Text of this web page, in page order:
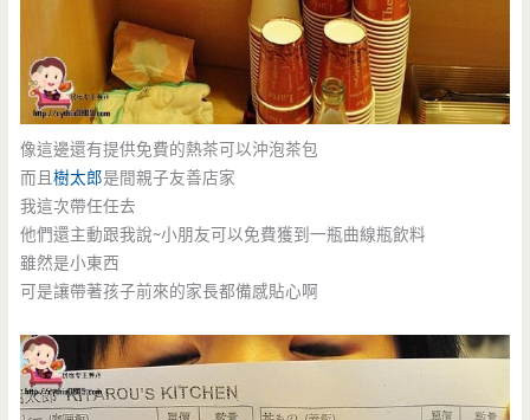
像這邊還有提供免費的熱茶可以沖泡茶包
而且樹太郎是間親子友善店家
我這次帶任任去
他們還主動跟我說~小朋友可以免費獲到一瓶曲線瓶飲料
雖然是小東西
可是讓帶著孩子前來的家長都備感貼心啊